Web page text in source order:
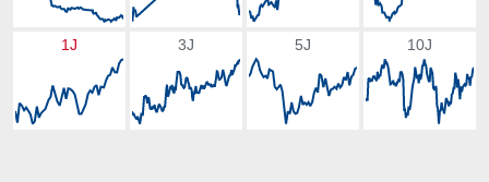
1J 3J 5J 10J